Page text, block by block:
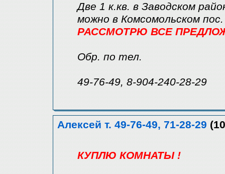
Две 1 к.кв. в Заводском
можно в Комсомольском пос.
РАССМОТРЮ ВСЕ
Обр. по тел.
49-76-49, 8-904-240-28-29
Алексей т. 49-76-49, 71-28-29
КУПЛЮ КОМНАТЫ !